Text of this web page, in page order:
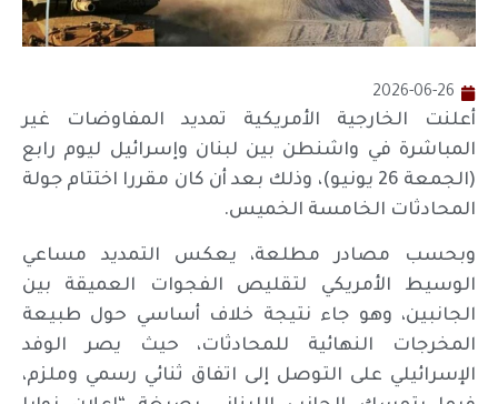
2026-06-26
أعلنت الخارجية الأمريكية تمديد المفاوضات غير
المباشرة في واشنطن بين لبنان وإسرائيل ليوم رابع
(الجمعة 26 يونيو)، وذلك بعد أن كان مقررا اختتام جولة
المحادثات الخامسة الخميس.
وبحسب مصادر مطلعة، يعكس التمديد مساعي
الوسيط الأمريكي لتقليص الفجوات العميقة بين
الجانبين، وهو جاء نتيجة خلاف أساسي حول طبيعة
المخرجات النهائية للمحادثات، حيث يصر الوفد
الإسرائيلي على التوصل إلى اتفاق ثنائي رسمي وملزم،